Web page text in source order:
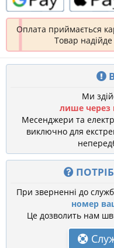
Оплата приймається
Товар
Ми
лише через
Месенджери та
виключно для
При зверненні до
номер
Це дозволить нам